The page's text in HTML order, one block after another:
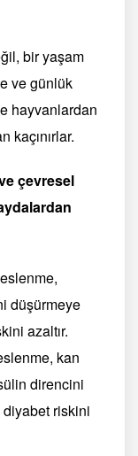
bir yaşam
ve günlük
hayvanlardan
kaçınırlar.
çevresel
düşürmeye
azaltır.
kan
direncini
diyabet riskini